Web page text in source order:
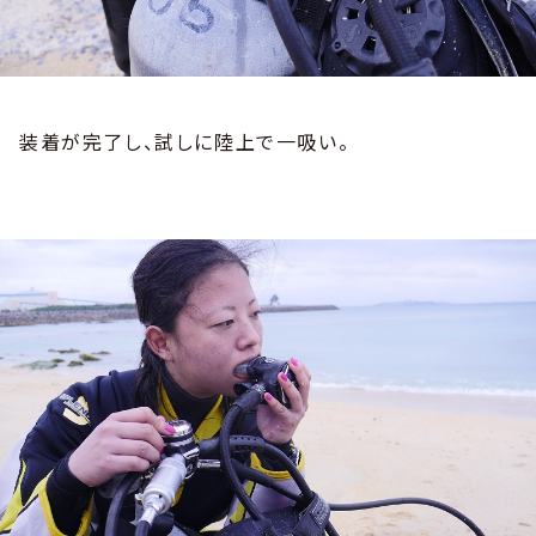
装着が完了し、試しに陸上で一吸い。